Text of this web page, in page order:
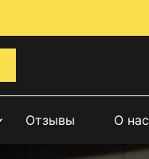
Отзывы О нас